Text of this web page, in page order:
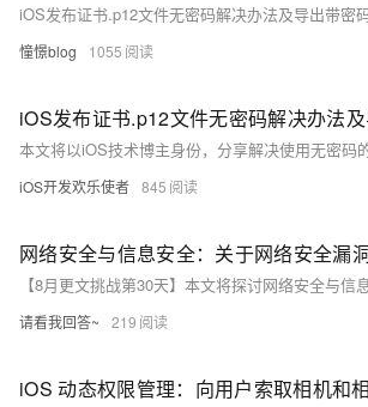
iOS发布证书.p12文件无密码解决办法及导出带密
憧憬blog 1055
iOS开发欢乐使者 845
请看我回答~ 219
iOS 动态权限管理：向用户索取相机和